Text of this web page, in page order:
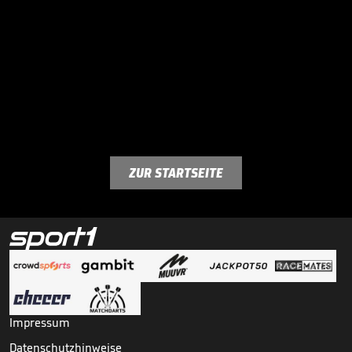
ZUR STARTSEITE
Impressum
Datenschutzhinweise